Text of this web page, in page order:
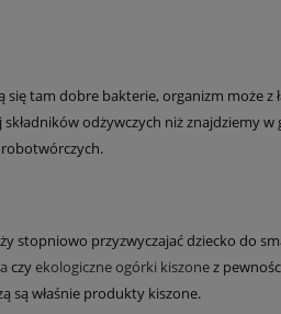
tam dobre bakterie, organizm może
odżywczych niż
stopniowo przyzwyczajać dziecko
czyekologiczne ogórki kiszonez
są właśnie produkty kiszone.